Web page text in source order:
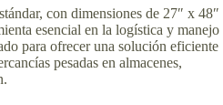
con dimensiones de 27″ x 48″
esencial en la logística y manejo
para ofrecer una solución eficiente
pesadas en almacenes,